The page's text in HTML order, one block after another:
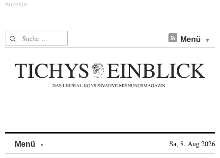
Suche nach: Menü
Menü Sa, 8. Aug 2026